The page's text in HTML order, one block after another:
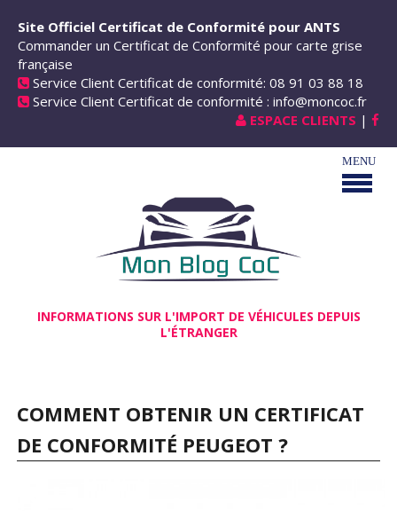
Site Officiel Certificat de Conformité pour ANTS
Commander un Certificat de Conformité pour carte grise
française
Service Client Certificat de conformité: 08 91 03 88 18
Service Client Certificat de conformité : info@moncoc.fr
ESPACE CLIENTS |
INFORMATIONS SUR L'IMPORT DE VÉHICULES DEPUIS
L'ÉTRANGER
COMMENT OBTENIR UN CERTIFICAT
DE CONFORMITÉ PEUGEOT ?